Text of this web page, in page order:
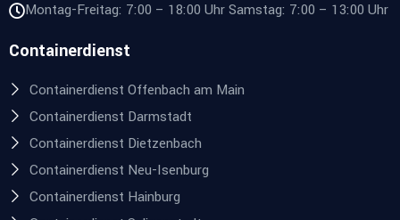
Montag-Freitag: 7:00 – 18:00 Uhr Samstag: 7:00 – 13:00 Uhr
Containerdienst
Containerdienst Offenbach am Main
Containerdienst Darmstadt
Containerdienst Dietzenbach
Containerdienst Neu-Isenburg
Containerdienst Hainburg